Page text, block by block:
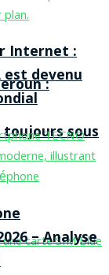
:
sous
Internet :
devenu
– Analyse